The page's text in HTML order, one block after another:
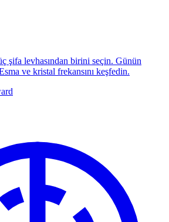
şifa levhasından birini seçin. Günün
ve kristal frekansını keşfedin.